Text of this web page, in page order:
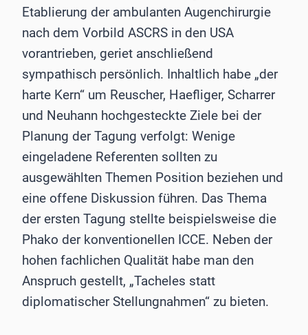
Etablierung der ambulanten Augenchirurgie
nach dem Vorbild ASCRS in den USA
vorantrieben, geriet anschließend
sympathisch persönlich. Inhaltlich habe „der
harte Kern“ um Reuscher, Haefliger, Scharrer
und Neuhann hochgesteckte Ziele bei der
Planung der Tagung verfolgt: Wenige
eingeladene Referenten sollten zu
ausgewählten Themen Position beziehen und
eine offene Diskussion führen. Das Thema
der ersten Tagung stellte beispielsweise die
Phako der konventionellen ICCE. Neben der
hohen fachlichen Qualität habe man den
Anspruch gestellt, „Tacheles statt
diplomatischer Stellungnahmen“ zu bieten.